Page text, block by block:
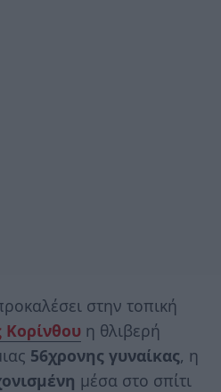
στην τοπική
Κορίνθου η θλιβερή
56χρονης γυναίκας, η
μέσα στο σπίτι